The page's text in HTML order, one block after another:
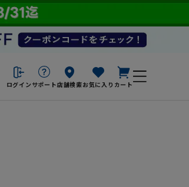
ログイン サポート店舗検索お気に入り カート